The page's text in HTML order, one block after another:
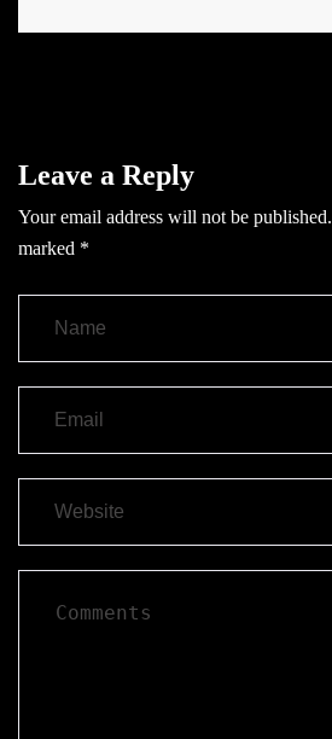
Leave a Reply
Your email address will not be published.
marked *